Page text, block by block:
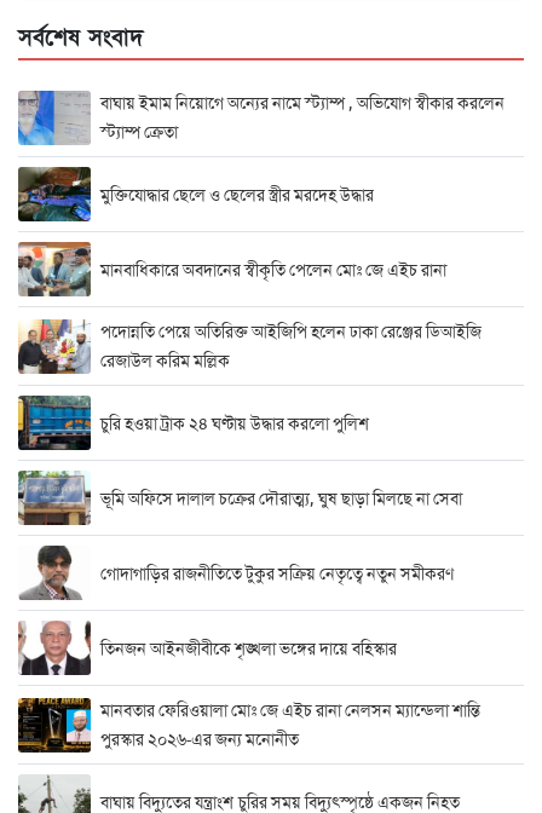
সর্বশেষ সংবাদ
বাঘায় ইমাম নিয়োগে অন্যের নামে স্ট্যাম্প , অভিযোগ স্বীকার করলেন
স্ট্যাম্প ক্রেতা
মুক্তিযোদ্ধার ছেলে ও ছেলের স্ত্রীর মরদেহ উদ্ধার
মানবাধিকারে অবদানের স্বীকৃতি পেলেন মোঃ জে এইচ রানা
পদোন্নতি পেয়ে অতিরিক্ত আইজিপি হলেন ঢাকা রেঞ্জের ডিআইজি
রেজাউল করিম মল্লিক
চুরি হওয়া ট্রাক ২৪ ঘণ্টায় উদ্ধার করলো পুলিশ
ভূমি অফিসে দালাল চক্রের দৌরাত্ম্য, ঘুষ ছাড়া মিলছে না সেবা
গোদাগাড়ির রাজনীতিতে টুকুর সক্রিয় নেতৃত্বে নতুন সমীকরণ
তিনজন আইনজীবীকে শৃঙ্খলা ভঙ্গের দায়ে বহিস্কার
মানবতার ফেরিওয়ালা মোঃ জে এইচ রানা নেলসন ম্যান্ডেলা শান্তি
পুরস্কার ২০২৬-এর জন্য মনোনীত
বাঘায় বিদ্যুতের যন্ত্রাংশ চুরির সময় বিদ্যুৎস্পৃষ্ঠে একজন নিহত